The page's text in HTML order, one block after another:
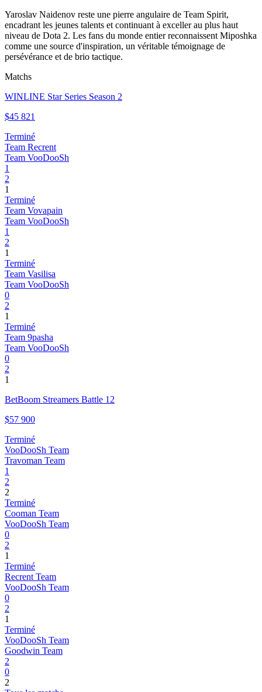
Yaroslav Naidenov reste une pierre angulaire de Team Spirit,
encadrant les jeunes talents et continuant à exceller au plus haut
niveau de Dota 2. Les fans du monde entier reconnaissent Miposhka
comme une source d'inspiration, un véritable témoignage de
persévérance et de brio tactique.
Matchs
WINLINE Star Series Season 2
$45 821
Terminé
Team Recrent
Team VooDooSh
1
2
1
Terminé
Team Vovapain
Team VooDooSh
1
2
1
Terminé
Team Vasilisa
Team VooDooSh
0
2
1
Terminé
Team 9pasha
Team VooDooSh
0
2
1
BetBoom Streamers Battle 12
$57 900
Terminé
VooDooSh Team
Travoman Team
1
2
2
Terminé
Cooman Team
VooDooSh Team
0
2
1
Terminé
Recrent Team
VooDooSh Team
0
2
1
Terminé
VooDooSh Team
Goodwin Team
2
0
2